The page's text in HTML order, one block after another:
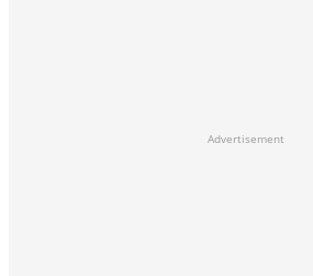
Advertisement